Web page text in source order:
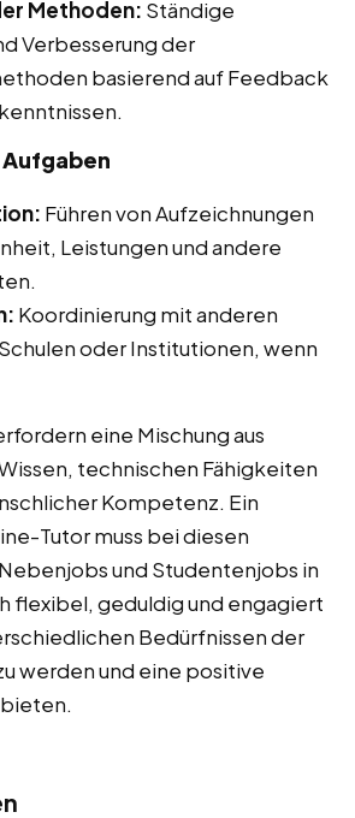
Methoden: Ständige
Verbesserung der
basierend auf Feedback
Führen von Aufzeichnungen
Leistungen und andere
Koordinierung mit anderen
oder Institutionen, wenn
eine Mischung aus
technischen Fähigkeiten
Kompetenz. Ein
Tutor muss bei diesen
und Studentenjobs in
flexibel, geduldig und engagiert
Bedürfnissen der
werden und eine positive